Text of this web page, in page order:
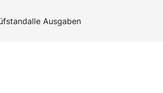
alle Ausgaben